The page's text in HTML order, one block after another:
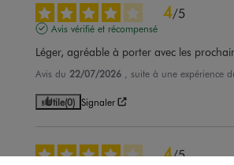
4/5
Avis vérifié et récompensé
Léger, agréable à porter avec les
Avis du 22/07/2026 , suite à une expérience
Utile(0) Signaler
4/5